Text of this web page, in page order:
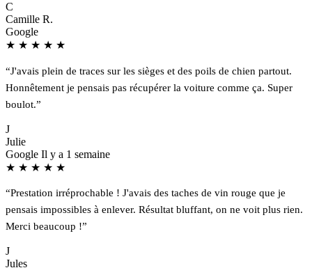
C
Camille R.
Google
★ ★ ★ ★ ★
“J'avais plein de traces sur les sièges et des poils de chien partout.
Honnêtement je pensais pas récupérer la voiture comme ça. Super
boulot.”
J
Julie
Google Il y a 1 semaine
★ ★ ★ ★ ★
“Prestation irréprochable ! J'avais des taches de vin rouge que je
pensais impossibles à enlever. Résultat bluffant, on ne voit plus rien.
Merci beaucoup !”
J
Jules